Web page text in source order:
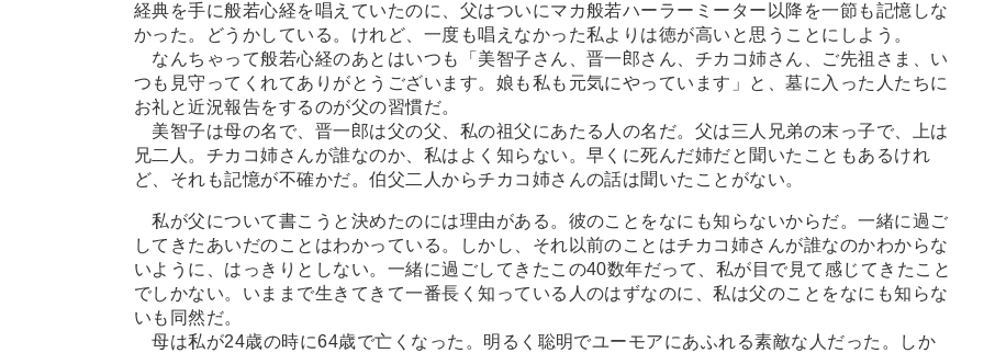
経典を手に般若心経を唱えていたのに、父はついにマカ般若ハーラーミーター以降を一節も記憶しな
かった。どうかしている。けれど、一度も唱えなかった私よりは徳が高いと思うことにしよう。
なんちゃって般若心経のあとはいつも「美智子さん、晋一郎さん、チカコ姉さん、ご先祖さま、い
つも見守ってくれてありがとうございます。娘も私も元気にやっています」と、墓に入った人たちに
お礼と近況報告をするのが父の習慣だ。
美智子は母の名で、晋一郎は父の父、私の祖父にあたる人の名だ。父は三人兄弟の末っ子で、上は
兄二人。チカコ姉さんが誰なのか、私はよく知らない。早くに死んだ姉だと聞いたこともあるけれ
ど、それも記憶が不確かだ。伯父二人からチカコ姉さんの話は聞いたことがない。
私が父について書こうと決めたのには理由がある。彼のことをなにも知らないからだ。一緒に過ご
してきたあいだのことはわかっている。しかし、それ以前のことはチカコ姉さんが誰なのかわからな
いように、はっきりとしない。一緒に過ごしてきたこの40数年だって、私が目で見て感じてきたこと
でしかない。いままで生きてきて一番長く知っている人のはずなのに、私は父のことをなにも知らな
いも同然だ。
母は私が24歳の時に64歳で亡くなった。明るく聡明でユーモアにあふれる素敵な人だった。しか